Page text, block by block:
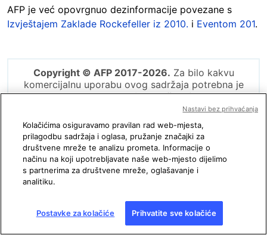
AFP je već opovrgnuo dezinformacije povezane s
Izvještajem Zaklade Rockefeller iz 2010. i Eventom 201.
Copyright © AFP 2017-2026. Za bilo kakvu
komercijalnu uporabu ovog sadržaja potrebna je
pretplata. Klikniteovdjeza više informacija.
Podijelite:
društvenim mrežama?
Kolačićima osiguravamo pravilan rad web-mjesta,
prilagodbu sadržaja i oglasa, pružanje značajki za
društvene mreže te analizu prometa. Informacije o
načinu na koji upotrebljavate naše web-mjesto dijelimo
s partnerima za društvene mreže, oglašavanje i
analitiku.
Postavke za kolačiće Prihvatite sve kolačiće
Nastavi bez prihvaćanja